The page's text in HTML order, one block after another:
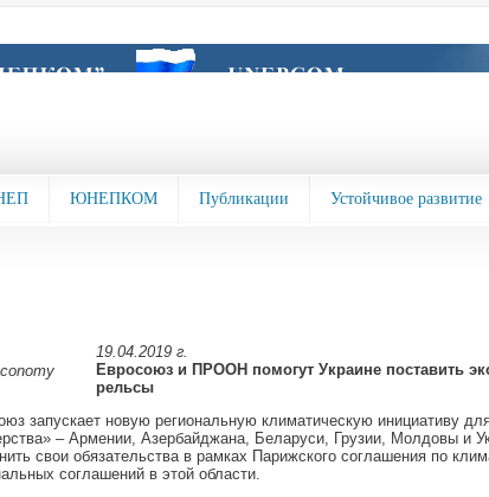
ЮНЕПКОМ Публикации Устойчивое развитие
19.04.2019 г.
Евросоюз и ПРООН помогут Украине поставить
рельсы
запускает новую региональную климатическую инициативу
– Армении, Азербайджана, Беларуси, Грузии, Молдовы и
свои обязательства в рамках Парижского соглашения по
соглашений в этой области.